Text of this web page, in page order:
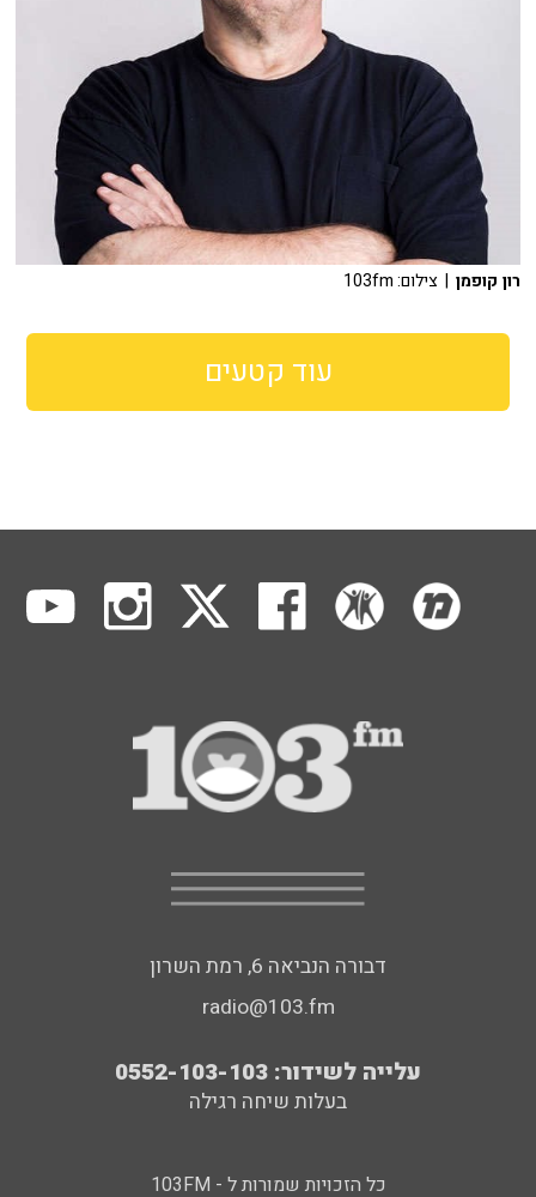
רון קופמן | צילום: 103fm
עוד קטעים
דבורה הנביאה 6, רמת השרון
radio@103.fm
עלייה לשידור: 0552-103-103
בעלות שיחה רגילה
כל הזכויות שמורות ל - 103FM